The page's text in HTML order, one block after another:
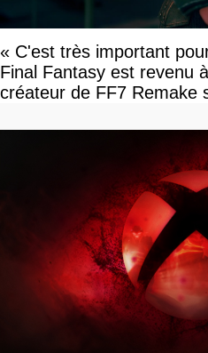
« C'est très important
Final Fantasy est revenu
créateur de FF7 Remake